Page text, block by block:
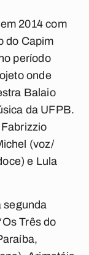
2014 com
do Capim
período
onde
Balaio
da UFPB.
(voz/
e Lula
segunda
Três do